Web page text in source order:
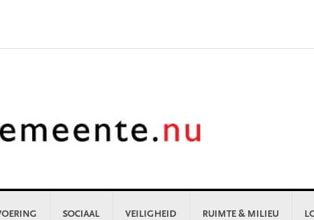
SOCIAAL VEILIGHEID RUIMTE & MILIEU